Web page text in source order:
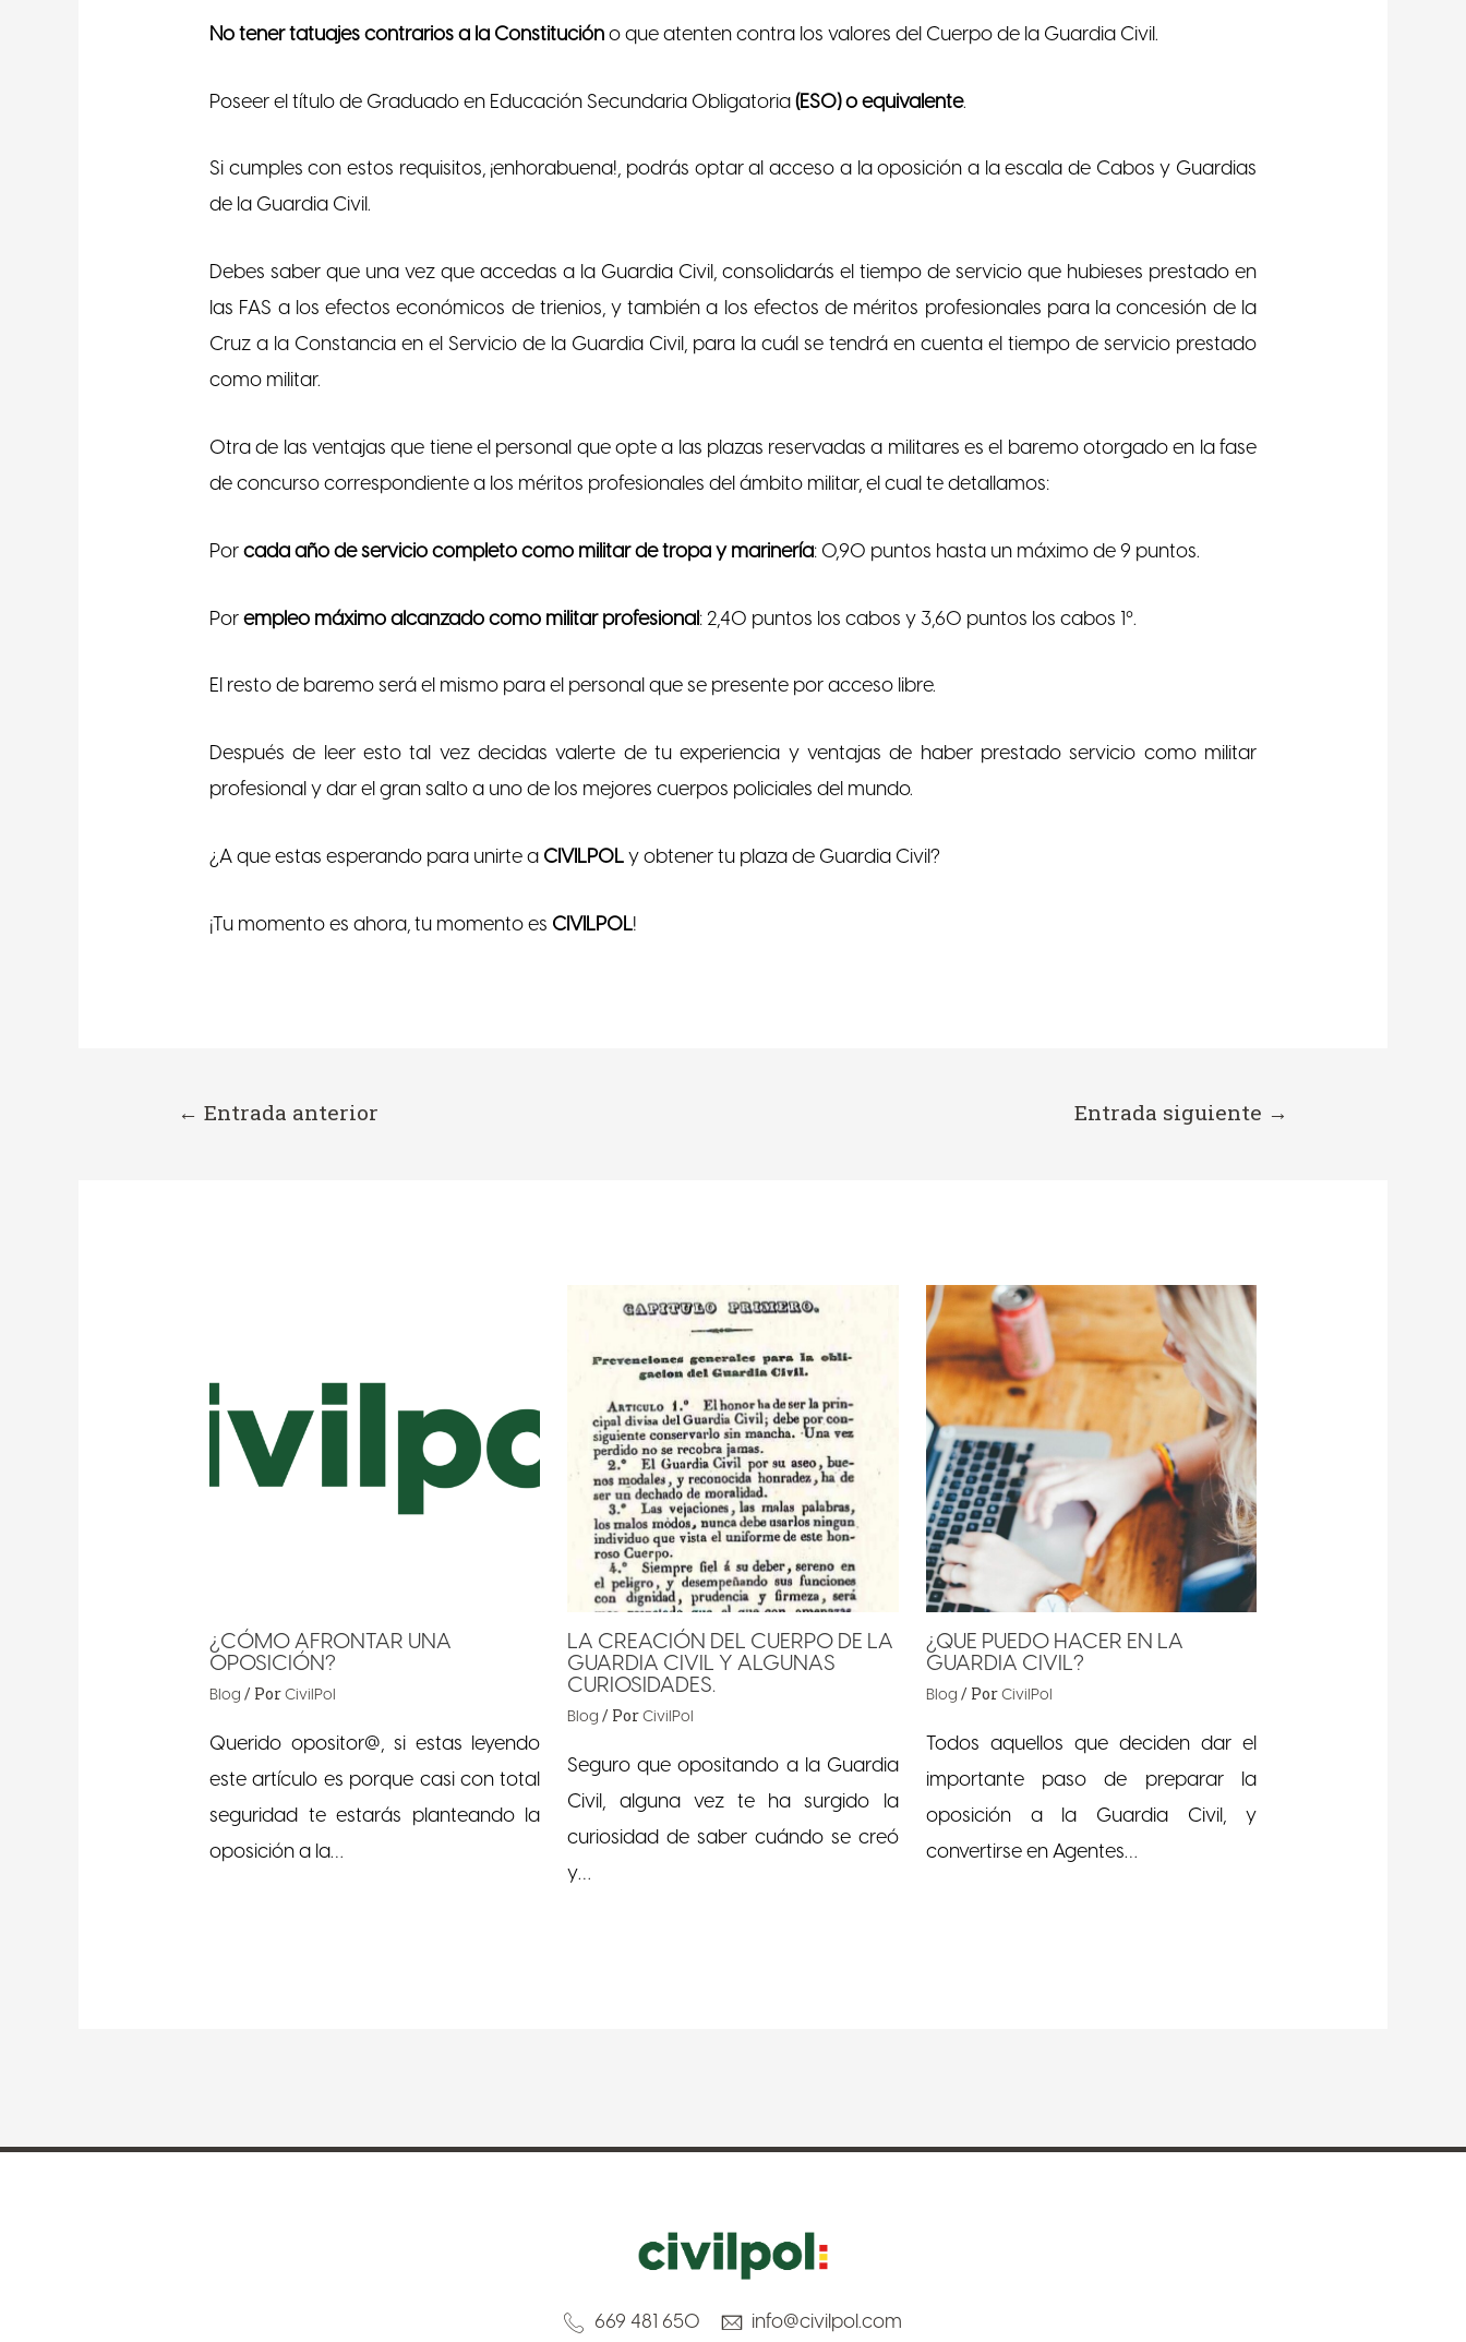
No tener tatuajes contrarios a la Constitución o que atenten contra los valores del Cuerpo de la Guardia Civil.
Poseer el título de Graduado en Educación Secundaria Obligatoria(ESO) o equivalente.
Si cumples con estos requisitos, ¡enhorabuena!, podrás optar al acceso a la oposición a la escala de Cabos y Guardias
de la Guardia Civil.
Debes saber que una vez que accedas a la Guardia Civil, consolidarás el tiempo de servicio que hubieses prestado en
las FAS a los efectos económicos de trienios, y también a los efectos de méritos profesionales para la concesión de la
Cruz a la Constancia en el Servicio de la Guardia Civil, para la cuál se tendrá en cuenta el tiempo de servicio prestado
como militar.
Otra de las ventajas que tiene el personal que opte a las plazas reservadas a militares es el baremo otorgado en la fase
de concurso correspondiente a los méritos profesionales del ámbito militar, el cual te detallamos:
Porcada año de servicio completo como militar de tropa y marinería: 0,90 puntos hasta un máximo de 9 puntos.
Porempleo máximo alcanzado como militar profesional : 2,40 puntos los cabos y 3,60 puntos los cabos 1º.
El resto de baremo será el mismo para el personal que se presente por acceso libre.
Después de leer esto tal vez decidas valerte de tu experiencia y ventajas de haber prestado servicio como militar
profesional y dar el gran salto a uno de los mejores cuerpos policiales del mundo.
¿A que estas esperando para unirte a CIVILPOL y obtener tu plaza de Guardia Civil?
¡Tu momento es ahora, tu momento es CIVILPOL!
← Entrada anterior Entrada siguiente →
¿CÓMO AFRONTAR UNA
OPOSICIÓN?
Blog / PorCivilPol
Querido opositor@, si estas leyendo
este artículo es porque casi con total
seguridad te estarás planteando la
oposición a la…
LA CREACIÓN DEL CUERPO DE LA
GUARDIA CIVIL Y ALGUNAS
CURIOSIDADES.
Blog / PorCivilPol
Seguro que opositando a la Guardia
Civil, alguna vez te ha surgido la
curiosidad de saber cuándo se creó
y…
¿QUE PUEDO HACER EN LA
GUARDIA CIVIL?
Blog / Por CivilPol
Todos aquellos que deciden dar el
importante paso de preparar la
oposición a la Guardia Civil, y
convertirse en Agentes…
669 481 650 info@civilpol.com